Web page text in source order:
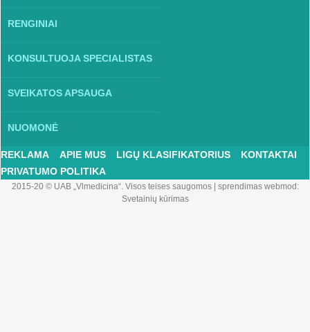
RENGINIAI
KONSULTUOJA SPECIALISTAS
SVEIKATOS APSAUGA
NUOMONĖ
REKLAMA APIE MUS LIGŲ KLASIFIKATORIUS
KONTAKTAI
PRIVATUMO POLITIKA
2015-20 © UAB „Vlmedicina“. Visos teises saugomos| sprendimas webmod:
Svetainių kūrimas